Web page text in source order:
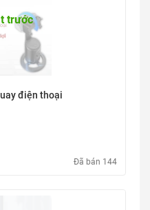
trước
điện thoại
Đã bán 144